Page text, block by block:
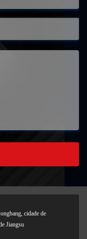
cidade de
Jiangsu